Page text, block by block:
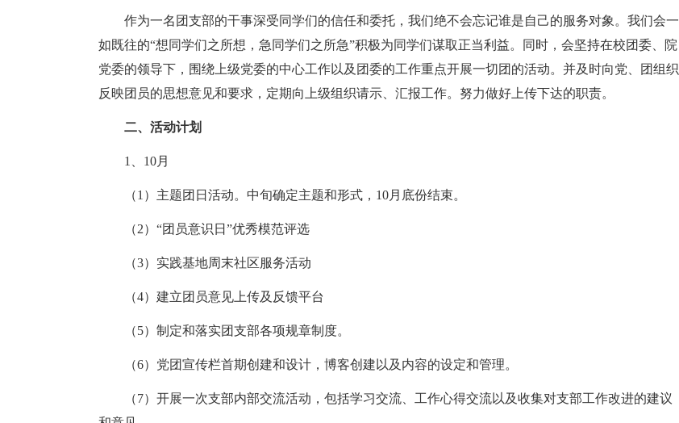
作为一名团支部的干事深受同学们的信任和委托，我们绝不会忘记谁是自己的服务对象。我们会一
如既往的“想同学们之所想，急同学们之所急”积极为同学们谋取正当利益。同时，会坚持在校团委、院
党委的领导下，围绕上级党委的中心工作以及团委的工作重点开展一切团的活动。并及时向党、团组织
反映团员的思想意见和要求，定期向上级组织请示、汇报工作。努力做好上传下达的职责。
二、活动计划
1、10月
（1）主题团日活动。中旬确定主题和形式，10月底份结束。
（2）“团员意识日”优秀模范评选
（3）实践基地周末社区服务活动
（4）建立团员意见上传及反馈平台
（5）制定和落实团支部各项规章制度。
（6）党团宣传栏首期创建和设计，博客创建以及内容的设定和管理。
（7）开展一次支部内部交流活动，包括学习交流、工作心得交流以及收集对支部工作改进的建议